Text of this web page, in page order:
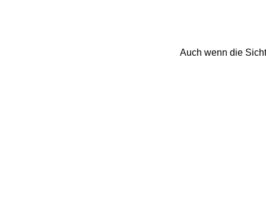
Auch wenn die